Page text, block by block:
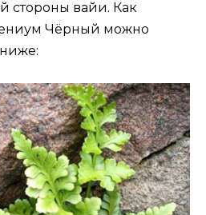
стороны вайи. Как
Чёрный можно